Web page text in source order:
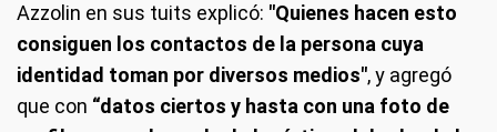
Azzolin en sus tuits explicó: "Quienes hacen esto
consiguen los contactos de la persona cuya
identidad toman por diversos medios", y agregó
que con “datos ciertos y hasta con una foto de